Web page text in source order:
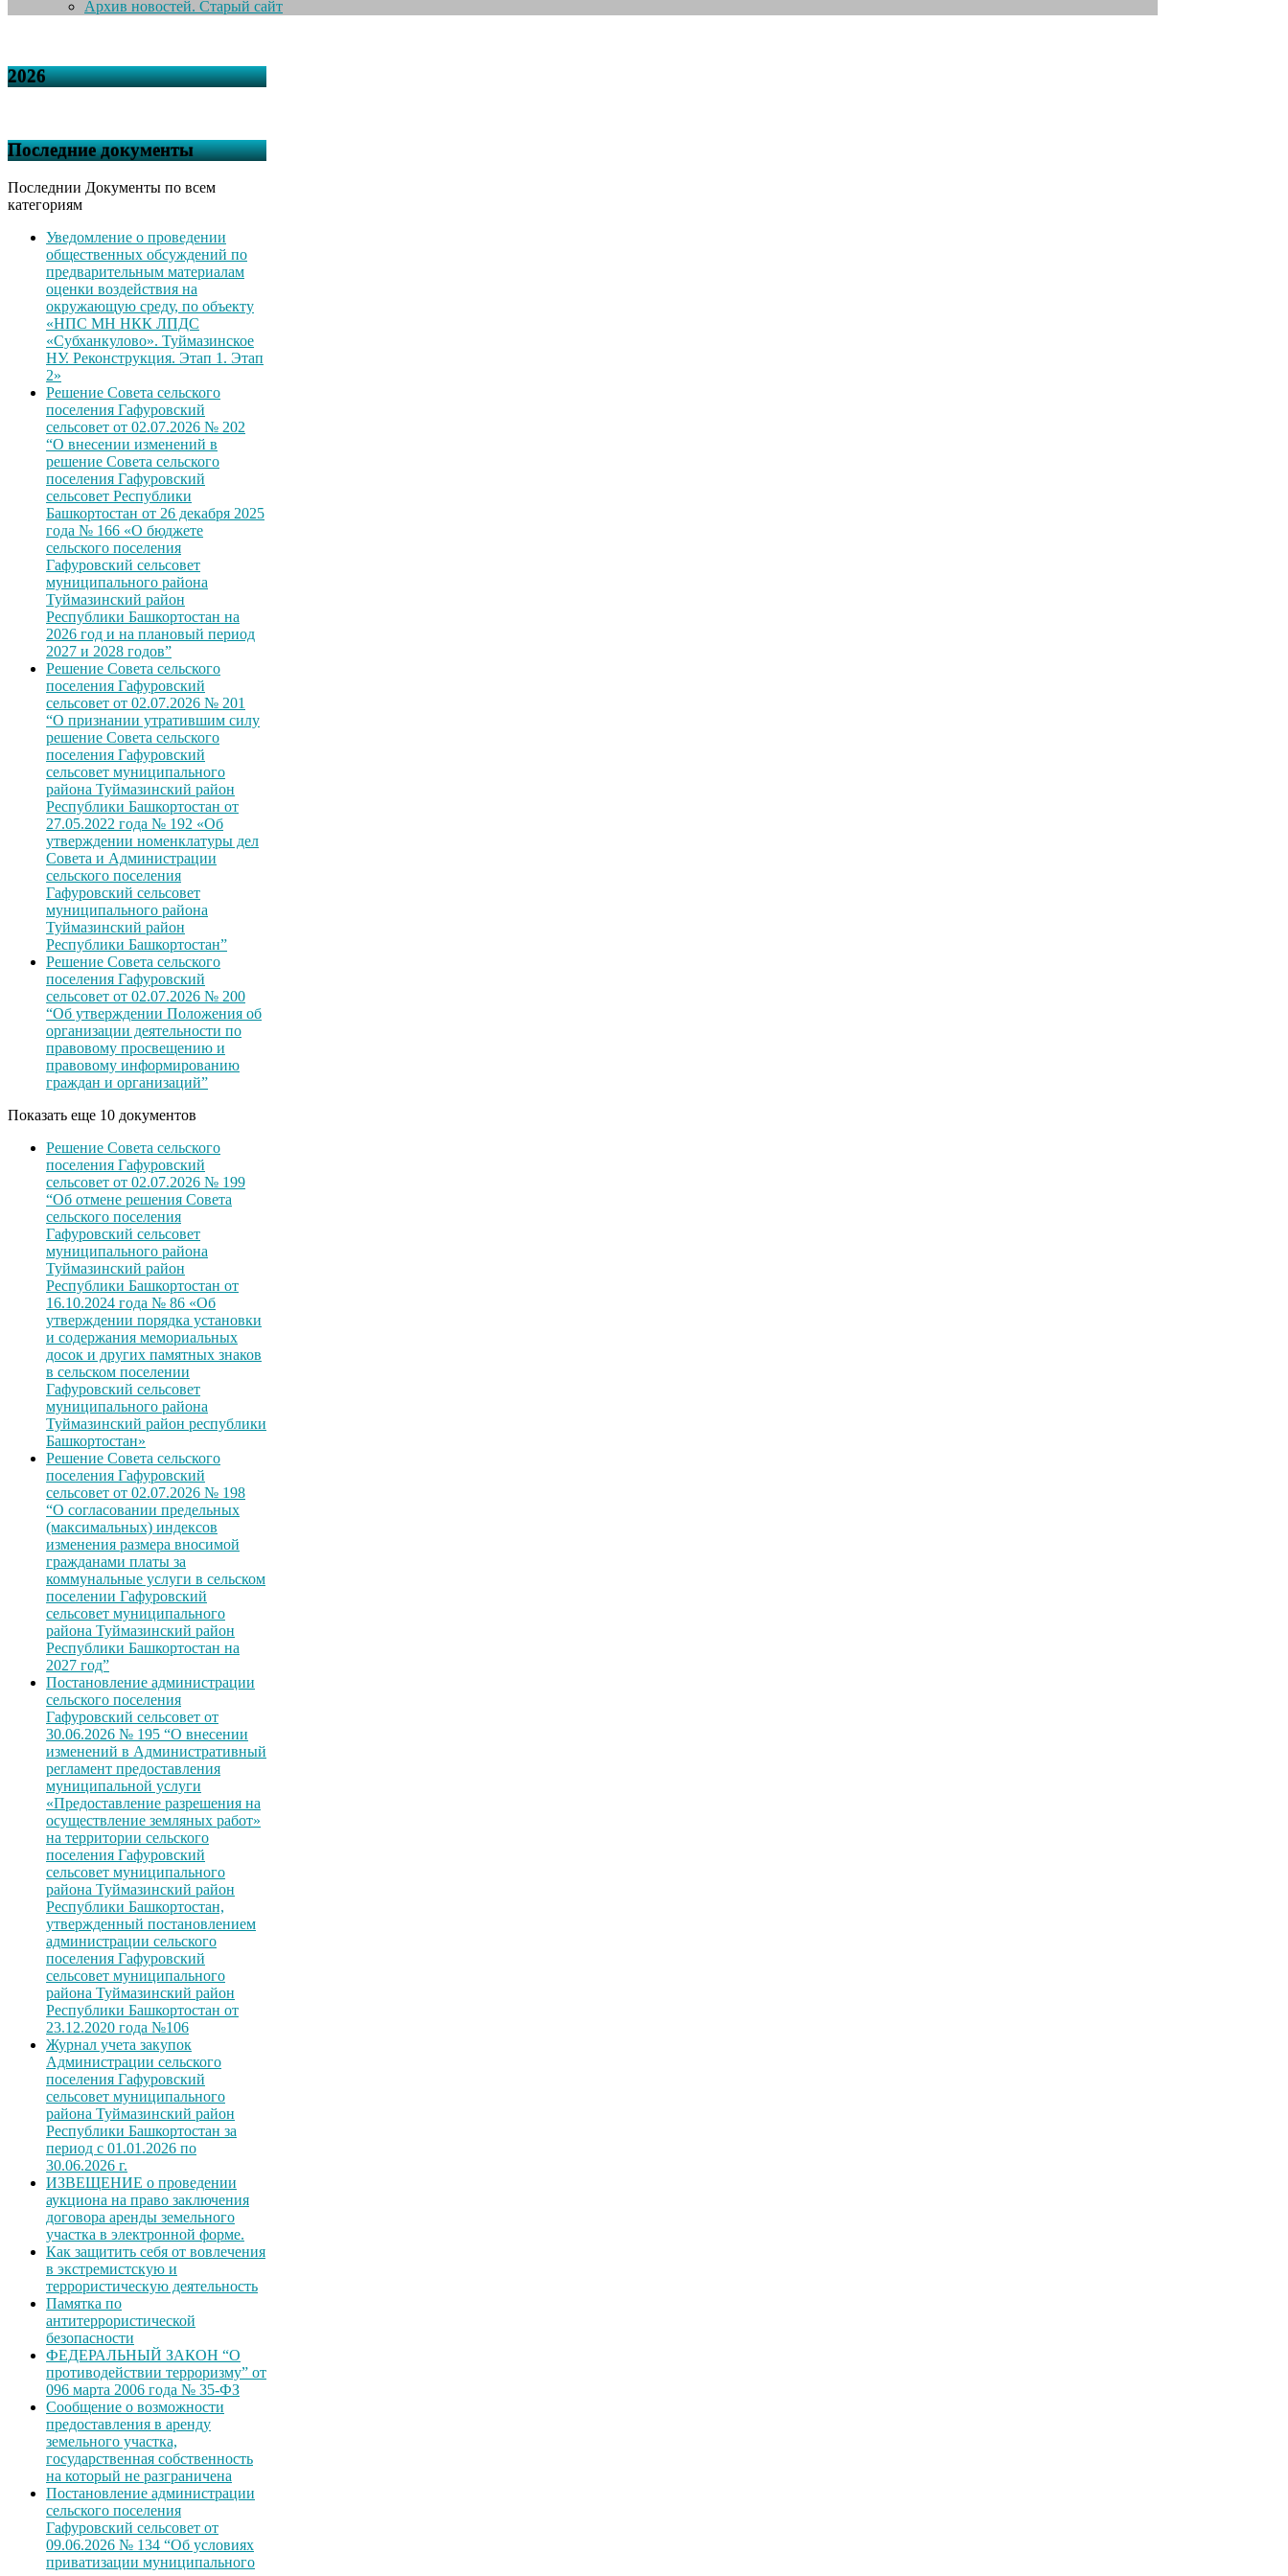
Архив новостей. Старый сайт
2026
Последние документы
Последнии Документы по всем
категориям
Уведомление о проведении
общественных обсуждений по
предварительным материалам
оценки воздействия на
окружающую среду, по объекту
«НПС МН НКК ЛПДС
«Субханкулово». Туймазинское
НУ. Реконструкция. Этап 1. Этап
2»
Решение Совета сельского
поселения Гафуровский
сельсовет от 02.07.2026 № 202
“О внесении изменений в
решение Совета сельского
поселения Гафуровский
сельсовет Республики
Башкортостан от 26 декабря 2025
года № 166 «О бюджете
сельского поселения
Гафуровский сельсовет
муниципального района
Туймазинский район
Республики Башкортостан на
2026 год и на плановый период
2027 и 2028 годов”
Решение Совета сельского
поселения Гафуровский
сельсовет от 02.07.2026 № 201
“О признании утратившим силу
решение Совета сельского
поселения Гафуровский
сельсовет муниципального
района Туймазинский район
Республики Башкортостан от
27.05.2022 года № 192 «Об
утверждении номенклатуры дел
Совета и Администрации
сельского поселения
Гафуровский сельсовет
муниципального района
Туймазинский район
Республики Башкортостан”
Решение Совета сельского
поселения Гафуровский
сельсовет от 02.07.2026 № 200
“Об утверждении Положения об
организации деятельности по
правовому просвещению и
правовому информированию
граждан и организаций”
Показать еще 10 документов
Решение Совета сельского
поселения Гафуровский
сельсовет от 02.07.2026 № 199
“Об отмене решения Совета
сельского поселения
Гафуровский сельсовет
муниципального района
Туймазинский район
Республики Башкортостан от
16.10.2024 года № 86 «Об
утверждении порядка установки
и содержания мемориальных
досок и других памятных знаков
в сельском поселении
Гафуровский сельсовет
муниципального района
Туймазинский район республики
Башкортостан»
Решение Совета сельского
поселения Гафуровский
сельсовет от 02.07.2026 № 198
“О согласовании предельных
(максимальных) индексов
изменения размера вносимой
гражданами платы за
коммунальные услуги в сельском
поселении Гафуровский
сельсовет муниципального
района Туймазинский район
Республики Башкортостан на
2027 год”
Постановление администрации
сельского поселения
Гафуровский сельсовет от
30.06.2026 № 195 “О внесении
изменений в Административный
регламент предоставления
муниципальной услуги
«Предоставление разрешения на
осуществление земляных работ»
на территории сельского
поселения Гафуровский
сельсовет муниципального
района Туймазинский район
Республики Башкортостан,
утвержденный постановлением
администрации сельского
поселения Гафуровский
сельсовет муниципального
района Туймазинский район
Республики Башкортостан от
23.12.2020 года №106
Журнал учета закупок
Администрации сельского
поселения Гафуровский
сельсовет муниципального
района Туймазинский район
Республики Башкортостан за
период с 01.01.2026 по
30.06.2026 г.
ИЗВЕЩЕНИЕ о проведении
аукциона на право заключения
договора аренды земельного
участка в электронной форме.
Как защитить себя от вовлечения
в экстремистскую и
террористическую деятельность
Памятка по
антитеррористической
безопасности
ФЕДЕРАЛЬНЫЙ ЗАКОН “О
противодействии терроризму” от
096 марта 2006 года № 35-ФЗ
Сообщение о возможности
предоставления в аренду
земельного участка,
государственная собственность
на который не разграничена
Постановление администрации
сельского поселения
Гафуровский сельсовет от
09.06.2026 № 134 “Об условиях
приватизации муниципального